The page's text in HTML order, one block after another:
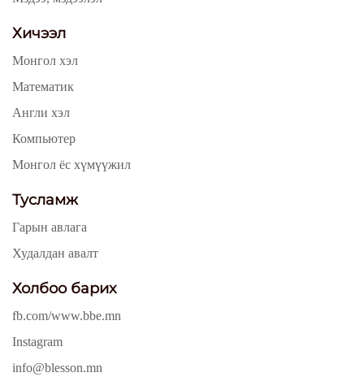
Хичээл
Монгол хэл
Математик
Англи хэл
Компьютер
Монгол ёс хүмүүжил
Тусламж
Гарын авлага
Худалдан авалт
Холбоо барих
fb.com/www.bbe.mn
Instagram
info@blesson.mn